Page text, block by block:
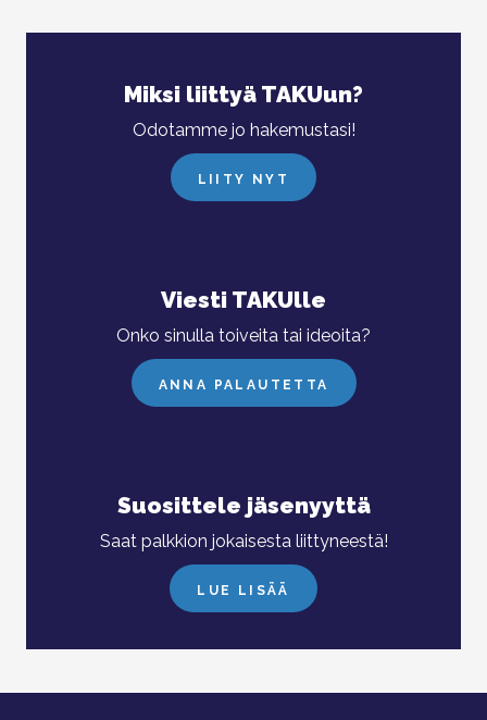
Miksi liittyä TAKUun?
Odotamme jo hakemustasi!
LIITY NYT
Viesti TAKUlle
Onko sinulla toiveita tai ideoita?
ANNA PALAUTETTA
Suosittele jäsenyyttä
Saat palkkion jokaisesta liittyneestä!
LUE LISÄÄ